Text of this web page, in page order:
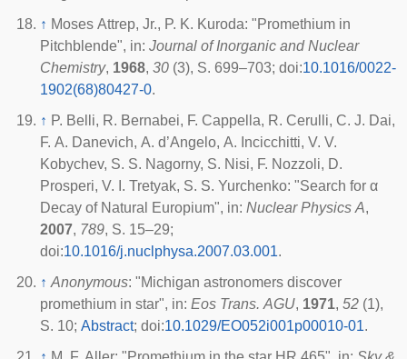
↑ Moses Attrep, Jr., P. K. Kuroda: "Promethium in
Pitchblende", in: Journal of Inorganic and Nuclear
Chemistry, 1968, 30 (3), S. 699–703; doi:10.1016/0022-
1902(68)80427-0.
↑ P. Belli, R. Bernabei, F. Cappella, R. Cerulli, C. J. Dai,
F. A. Danevich, A. d’Angelo, A. Incicchitti, V. V.
Kobychev, S. S. Nagorny, S. Nisi, F. Nozzoli, D.
Prosperi, V. I. Tretyak, S. S. Yurchenko: "Search for α
Decay of Natural Europium", in: Nuclear Physics A,
2007, 789, S. 15–29;
doi:10.1016/j.nuclphysa.2007.03.001.
↑ Anonymous: "Michigan astronomers discover
promethium in star", in: Eos Trans. AGU, 1971, 52 (1),
S. 10; Abstract; doi:10.1029/EO052i001p00010-01.